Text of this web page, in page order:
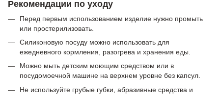
Рекомендации по уходу
Перед первым использованием изделие нужно промыть
или простерилизовать.
Силиконовую посуду можно использовать для
ежедневного кормления, разогрева и хранения еды.
Можно мыть детским моющим средством или в
посудомоечной машине на верхнем уровне без капсул.
Не используйте грубые губки, абразивные средства и